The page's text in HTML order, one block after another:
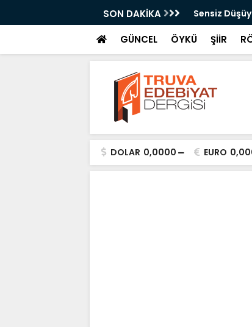
SON DAKİKA Sensiz
GÜNCEL ÖYKÜ ŞİİR
DOLAR 0,0000 EURO